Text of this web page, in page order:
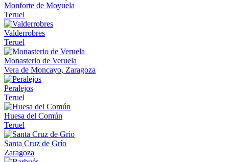
Monforte de Moyuela
Teruel
Valderrobres
Teruel
Monasterio de Veruela
Vera de Moncayo, Zaragoza
Peralejos
Teruel
Huesa del Común
Teruel
Santa Cruz de Grío
Zaragoza